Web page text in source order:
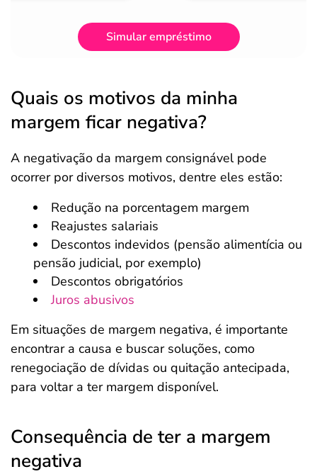
Simular empréstimo
Quais os motivos da minha
margem ficar negativa?
A negativação da margem consignável pode
ocorrer por diversos motivos, dentre eles estão:
Redução na porcentagem margem
Reajustes salariais
Descontos indevidos (pensão alimentícia ou
pensão judicial, por exemplo)
Descontos obrigatórios
Juros abusivos
Em situações de margem negativa, é importante
encontrar a causa e buscar soluções, como
renegociação de dívidas ou quitação antecipada,
para voltar a ter margem disponível.
Consequência de ter a margem
negativa